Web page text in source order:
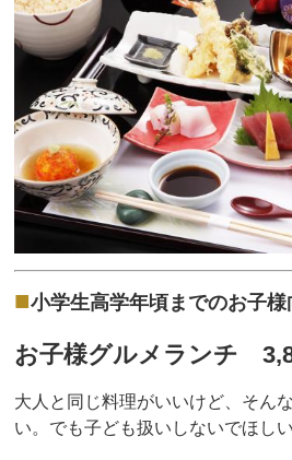
■小学生高学年頃までのお子様
お子様グルメランチ
大人と同じ料理がいいけど、そん
い。でも子ども扱いしないでほしい